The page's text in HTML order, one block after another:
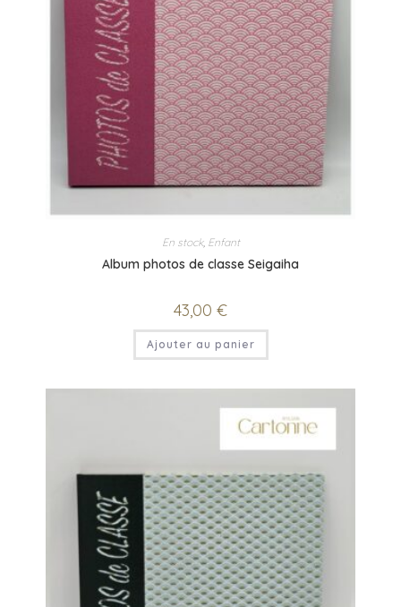
En stock, Enfant
Album photos de classe Seigaiha
43,00 €
Ajouter au panier